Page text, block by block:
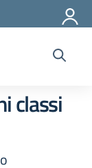
classi